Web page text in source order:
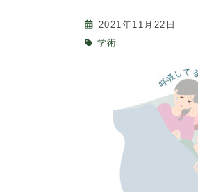
2021年11月22日
学術